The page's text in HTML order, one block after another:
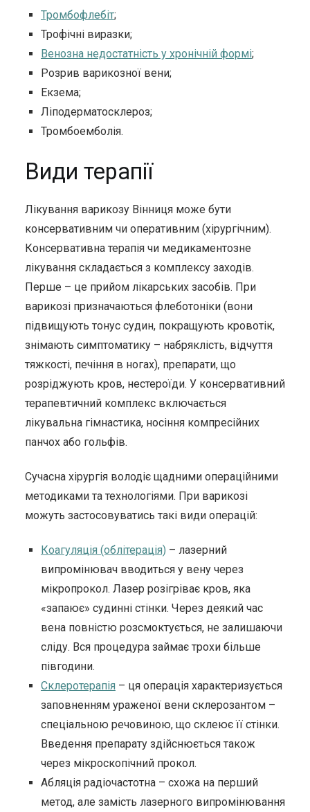
Тромбофлебіт;
Трофічні виразки;
Венозна недостатність у хронічній формі;
Розрив варикозної вени;
Екзема;
Ліподерматосклероз;
Тромбоемболія.
Види терапії
Лікування варикозу Вінниця може бути
консервативним чи оперативним (хірургічним).
Консервативна терапія чи медикаментозне
лікування складається з комплексу заходів.
Перше – це прийом лікарських засобів. При
варикозі призначаються флеботоніки (вони
підвищують тонус судин, покращують кровотік,
знімають симптоматику – набряклість, відчуття
тяжкості, печіння в ногах), препарати, що
розріджують кров, нестероїди. У консервативний
терапевтичний комплекс включається
лікувальна гімнастика, носіння компресійних
панчох або гольфів.
Сучасна хірургія володіє щадними операційними
методиками та технологіями. При варикозі
можуть застосовуватись такі види операцій:
Коагуляція (облітерація) – лазерний
випромінювач вводиться у вену через
мікропрокол. Лазер розігріває кров, яка
«запаює» судинні стінки. Через деякий час
вена повністю розсмоктується, не залишаючи
сліду. Вся процедура займає трохи більше
півгодини.
Склеротерапія – ця операція характеризується
заповненням ураженої вени склерозантом –
спеціальною речовиною, що склеює її стінки.
Введення препарату здійснюється також
через мікроскопічний прокол.
Абляція радіочастотна – схожа на перший
метод, але замість лазерного випромінювання